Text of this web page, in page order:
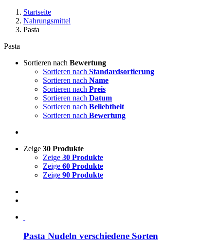
Startseite
Nahrungsmittel
Pasta
Pasta
Sortieren nach Bewertung
Sortieren nach Standardsortierung
Sortieren nach Name
Sortieren nach Preis
Sortieren nach Datum
Sortieren nach Beliebtheit
Sortieren nach Bewertung
Zeige 30 Produkte
Zeige 30 Produkte
Zeige 60 Produkte
Zeige 90 Produkte
Pasta Nudeln verschiedene Sorten